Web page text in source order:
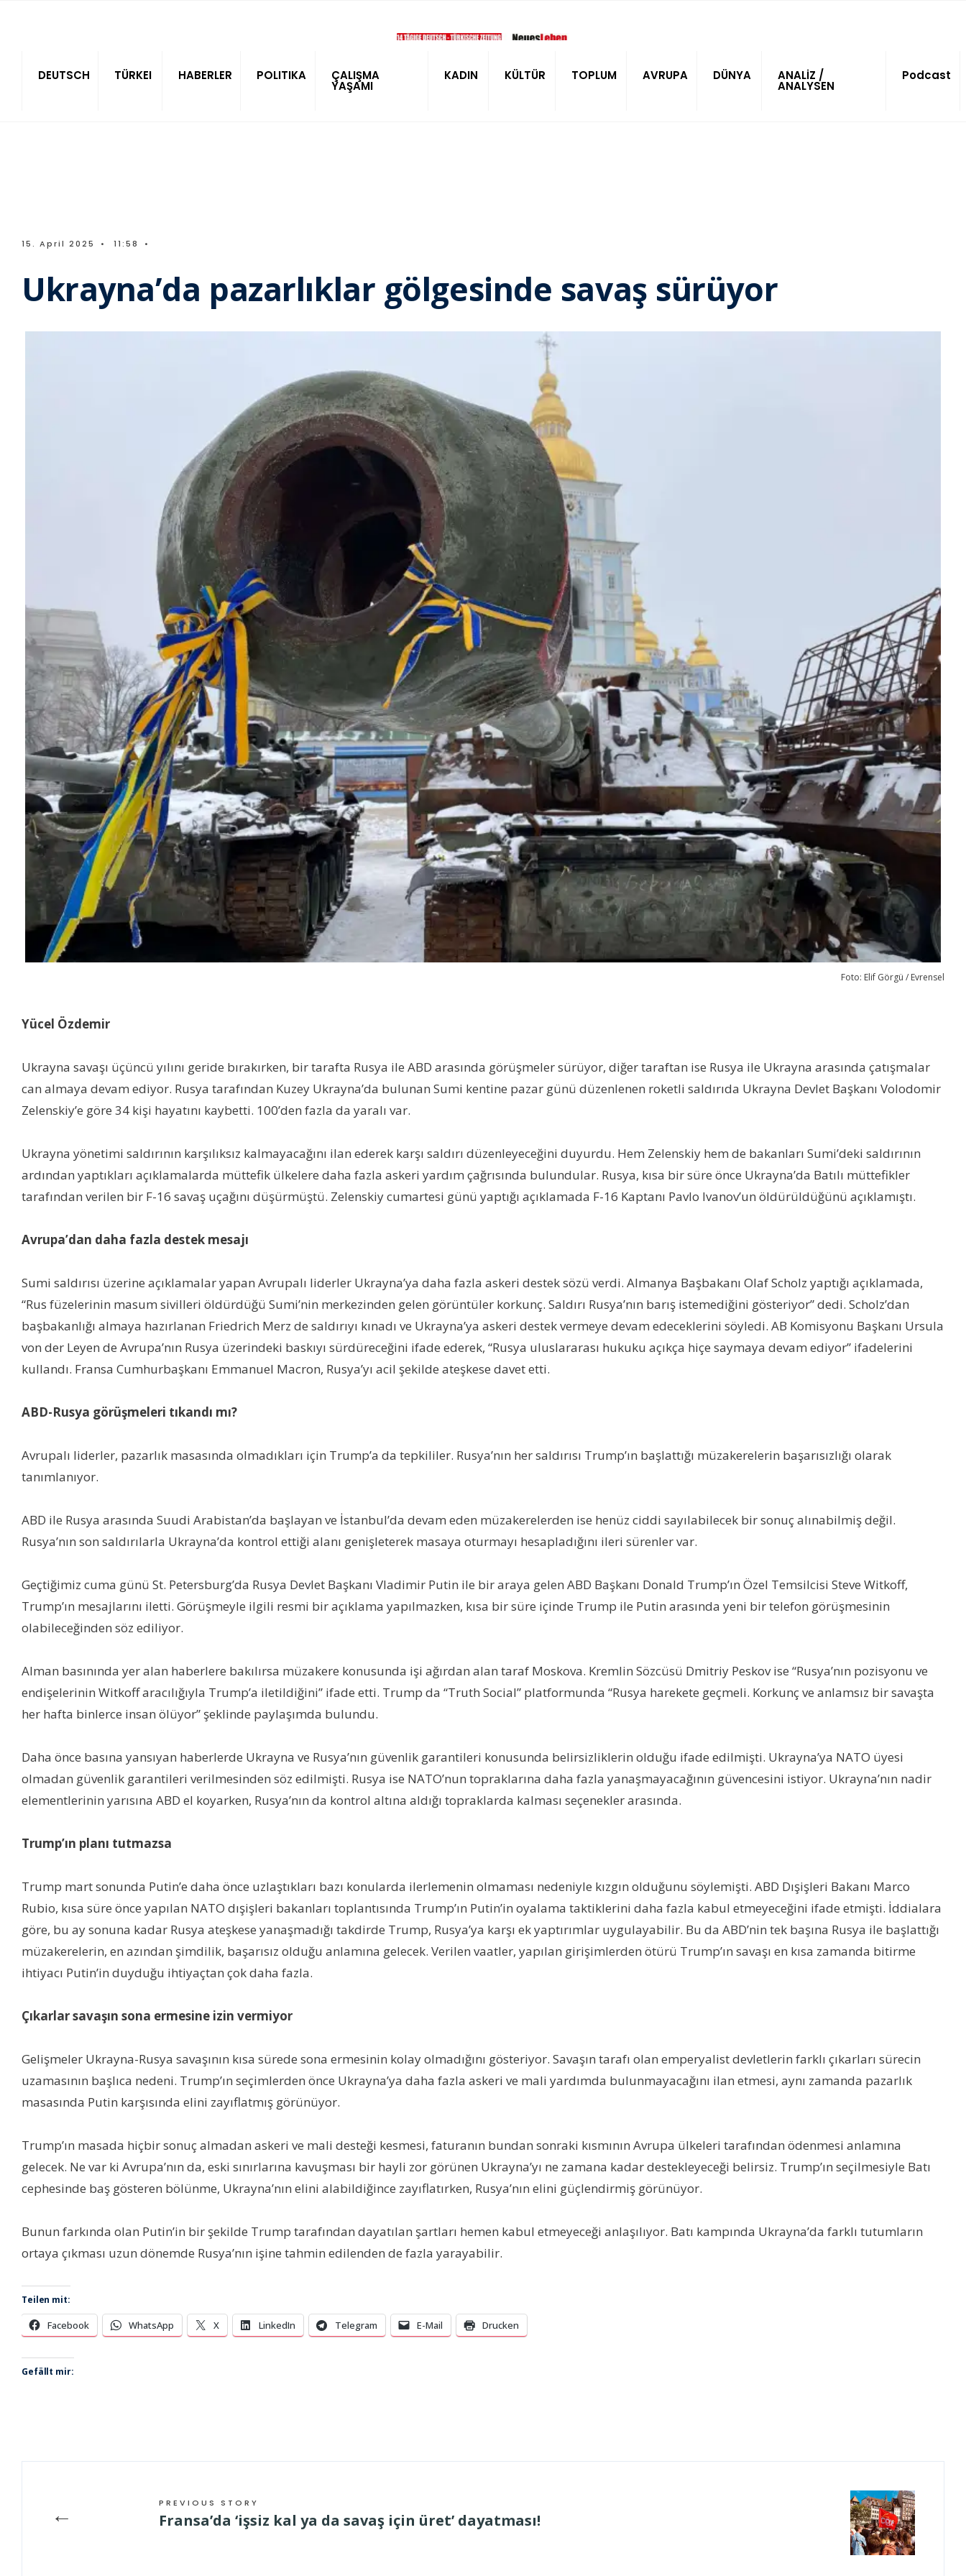
DEUTSCH TÜRKEI HABERLER POLITIKA ÇALIŞMA
YAŞAMI
KADIN KÜLTÜR TOPLUM AVRUPA DÜNYA ANALİZ /
ANALYSEN
Podcast
15. April 2025 • 11:58 •
Ukrayna’da pazarlıklar gölgesinde savaş sürüyor
Foto: Elif Görgü / Evrensel
Yücel Özdemir
Ukrayna savaşı üçüncü yılını geride bırakırken, bir tarafta Rusya ile ABD arasında görüşmeler sürüyor, diğer taraftan ise Rusya ile Ukrayna arasında çatışmalar
can almaya devam ediyor. Rusya tarafından Kuzey Ukrayna’da bulunan Sumi kentine pazar günü düzenlenen roketli saldırıda Ukrayna Devlet Başkanı Volodomir
Zelenskiy’e göre 34 kişi hayatını kaybetti. 100’den fazla da yaralı var.
Ukrayna yönetimi saldırının karşılıksız kalmayacağını ilan ederek karşı saldırı düzenleyeceğini duyurdu. Hem Zelenskiy hem de bakanları Sumi’deki saldırının
ardından yaptıkları açıklamalarda müttefik ülkelere daha fazla askeri yardım çağrısında bulundular. Rusya, kısa bir süre önce Ukrayna’da Batılı müttefikler
tarafından verilen bir F-16 savaş uçağını düşürmüştü. Zelenskiy cumartesi günü yaptığı açıklamada F-16 Kaptanı Pavlo Ivanov’un öldürüldüğünü açıklamıştı.
Avrupa’dan daha fazla destek mesajı
Sumi saldırısı üzerine açıklamalar yapan Avrupalı liderler Ukrayna’ya daha fazla askeri destek sözü verdi. Almanya Başbakanı Olaf Scholz yaptığı açıklamada,
“Rus füzelerinin masum sivilleri öldürdüğü Sumi’nin merkezinden gelen görüntüler korkunç. Saldırı Rusya’nın barış istemediğini gösteriyor” dedi. Scholz’dan
başbakanlığı almaya hazırlanan Friedrich Merz de saldırıyı kınadı ve Ukrayna’ya askeri destek vermeye devam edeceklerini söyledi. AB Komisyonu Başkanı Ursula
von der Leyen de Avrupa’nın Rusya üzerindeki baskıyı sürdüreceğini ifade ederek, “Rusya uluslararası hukuku açıkça hiçe saymaya devam ediyor” ifadelerini
kullandı. Fransa Cumhurbaşkanı Emmanuel Macron, Rusya’yı acil şekilde ateşkese davet etti.
ABD-Rusya görüşmeleri tıkandı mı?
Avrupalı liderler, pazarlık masasında olmadıkları için Trump’a da tepkililer. Rusya’nın her saldırısı Trump’ın başlattığı müzakerelerin başarısızlığı olarak
tanımlanıyor.
ABD ile Rusya arasında Suudi Arabistan’da başlayan ve İstanbul’da devam eden müzakerelerden ise henüz ciddi sayılabilecek bir sonuç alınabilmiş değil.
Rusya’nın son saldırılarla Ukrayna’da kontrol ettiği alanı genişleterek masaya oturmayı hesapladığını ileri sürenler var.
Geçtiğimiz cuma günü St. Petersburg’da Rusya Devlet Başkanı Vladimir Putin ile bir araya gelen ABD Başkanı Donald Trump’ın Özel Temsilcisi Steve Witkoff,
Trump’ın mesajlarını iletti. Görüşmeyle ilgili resmi bir açıklama yapılmazken, kısa bir süre içinde Trump ile Putin arasında yeni bir telefon görüşmesinin
olabileceğinden söz ediliyor.
Alman basınında yer alan haberlere bakılırsa müzakere konusunda işi ağırdan alan taraf Moskova. Kremlin Sözcüsü Dmitriy Peskov ise “Rusya’nın pozisyonu ve
endişelerinin Witkoff aracılığıyla Trump’a iletildiğini” ifade etti. Trump da “Truth Social” platformunda “Rusya harekete geçmeli. Korkunç ve anlamsız bir savaşta
her hafta binlerce insan ölüyor” şeklinde paylaşımda bulundu.
Daha önce basına yansıyan haberlerde Ukrayna ve Rusya’nın güvenlik garantileri konusunda belirsizliklerin olduğu ifade edilmişti. Ukrayna’ya NATO üyesi
olmadan güvenlik garantileri verilmesinden söz edilmişti. Rusya ise NATO’nun topraklarına daha fazla yanaşmayacağının güvencesini istiyor. Ukrayna’nın nadir
elementlerinin yarısına ABD el koyarken, Rusya’nın da kontrol altına aldığı topraklarda kalması seçenekler arasında.
Trump’ın planı tutmazsa
Trump mart sonunda Putin’e daha önce uzlaştıkları bazı konularda ilerlemenin olmaması nedeniyle kızgın olduğunu söylemişti. ABD Dışişleri Bakanı Marco
Rubio, kısa süre önce yapılan NATO dışişleri bakanları toplantısında Trump’ın Putin’in oyalama taktiklerini daha fazla kabul etmeyeceğini ifade etmişti. İddialara
göre, bu ay sonuna kadar Rusya ateşkese yanaşmadığı takdirde Trump, Rusya’ya karşı ek yaptırımlar uygulayabilir. Bu da ABD’nin tek başına Rusya ile başlattığı
müzakerelerin, en azından şimdilik, başarısız olduğu anlamına gelecek. Verilen vaatler, yapılan girişimlerden ötürü Trump’ın savaşı en kısa zamanda bitirme
ihtiyacı Putin’in duyduğu ihtiyaçtan çok daha fazla.
Çıkarlar savaşın sona ermesine izin vermiyor
Gelişmeler Ukrayna-Rusya savaşının kısa sürede sona ermesinin kolay olmadığını gösteriyor. Savaşın tarafı olan emperyalist devletlerin farklı çıkarları sürecin
uzamasının başlıca nedeni. Trump’ın seçimlerden önce Ukrayna’ya daha fazla askeri ve mali yardımda bulunmayacağını ilan etmesi, aynı zamanda pazarlık
masasında Putin karşısında elini zayıflatmış görünüyor.
Trump’ın masada hiçbir sonuç almadan askeri ve mali desteği kesmesi, faturanın bundan sonraki kısmının Avrupa ülkeleri tarafından ödenmesi anlamına
gelecek. Ne var ki Avrupa’nın da, eski sınırlarına kavuşması bir hayli zor görünen Ukrayna’yı ne zamana kadar destekleyeceği belirsiz. Trump’ın seçilmesiyle Batı
cephesinde baş gösteren bölünme, Ukrayna’nın elini alabildiğince zayıflatırken, Rusya’nın elini güçlendirmiş görünüyor.
Bunun farkında olan Putin’in bir şekilde Trump tarafından dayatılan şartları hemen kabul etmeyeceği anlaşılıyor. Batı kampında Ukrayna’da farklı tutumların
ortaya çıkması uzun dönemde Rusya’nın işine tahmin edilenden de fazla yarayabilir.
Teilen mit:
Facebook WhatsApp X LinkedIn Telegram E-Mail Drucken
Gefällt mir:
← PREVIOUS STORY
Fransa’da ‘işsiz kal ya da savaş için üret’ dayatması!